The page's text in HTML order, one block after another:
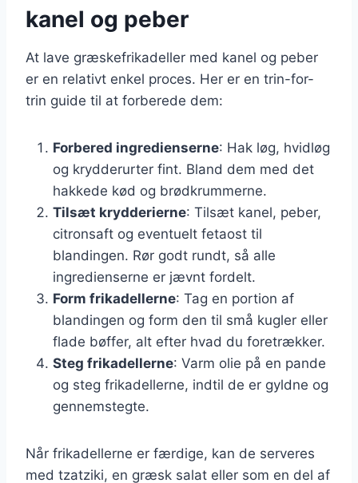
kanel og peber
At lave græskefrikadeller med kanel og peber
er en relativt enkel proces. Her er en trin-for-
trin guide til at forberede dem:
Forbered ingredienserne: Hak løg, hvidløg
og krydderurter fint. Bland dem med det
hakkede kød og brødkrummerne.
Tilsæt krydderierne: Tilsæt kanel, peber,
citronsaft og eventuelt fetaost til
blandingen. Rør godt rundt, så alle
ingredienserne er jævnt fordelt.
Form frikadellerne: Tag en portion af
blandingen og form den til små kugler eller
flade bøffer, alt efter hvad du foretrækker.
Steg frikadellerne: Varm olie på en pande
og steg frikadellerne, indtil de er gyldne og
gennemstegte.
Når frikadellerne er færdige, kan de serveres
med tzatziki, en græsk salat eller som en del af